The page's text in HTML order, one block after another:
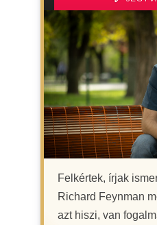
Felkértek, írjak
Richard Feynman
azt hiszi, van